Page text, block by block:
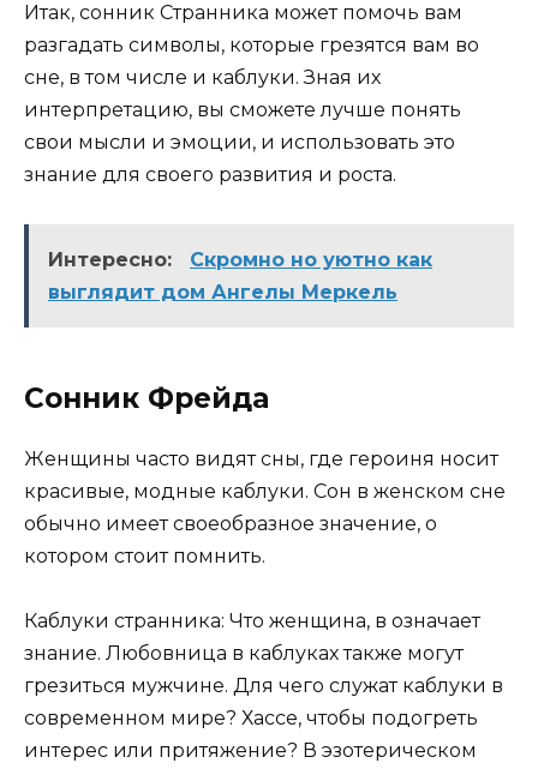
Итак, сонник Странника может помочь вам
разгадать символы, которые грезятся вам во
сне, в том числе и каблуки. Зная их
интерпретацию, вы сможете лучше понять
свои мысли и эмоции, и использовать это
знание для своего развития и роста.
Интересно:
Скромно но уютно как
выглядит дом Ангелы Меркель
Сонник Фрейда
Женщины часто видят сны, где героиня носит
красивые, модные каблуки. Сон в женском сне
обычно имеет своеобразное значение, о
котором стоит помнить.
Каблуки странника: Что женщина, в означает
знание. Любовница в каблуках также могут
грезиться мужчине. Для чего служат каблуки в
современном мире? Хассе, чтобы подогреть
интерес или притяжение? В эзотерическом